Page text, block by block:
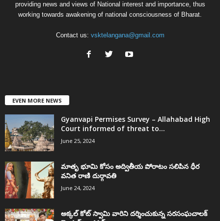
providing news and views of National interest and importance, thus
working towards awakening of national consciousness of Bharat.
Contact us: vsktelangana@gmail.com
EVEN MORE NEWS
Gyanvapi Permises Survey – Allahabad High
Court informed of threat to...
June 25, 2024
మాతృ భూమి కోసం అద్వితీయ పోరాటం సలిపిన ధీర
వనిత రాణి దుర్గావతి
June 24, 2024
అక్కల్‌ కోట్‌ స్వామి వారిని దర్శించుకున్న సరసంఘచాలక్